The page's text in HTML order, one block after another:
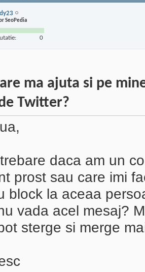
SeoPedia
0
ma ajuta si pe
Twitter?
daca am un
prost sau care imi
block la aceaa
vada acel mesaj?
sterge si merge